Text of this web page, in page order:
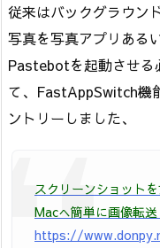
従来はバックグラウン
写真を写真アプリある
Pastebotを起動させる
て、FastAppSwitch機
ントリーしました、
スクリーンショット
Macへ簡単に画像転送
https://